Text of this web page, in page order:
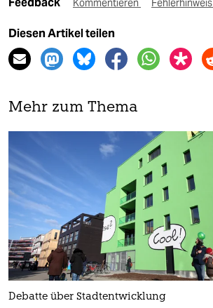
Feedback Kommentieren Fehlerhinweis
Diesen Artikel teilen
Mehr zum Thema
Debatte über Stadtentwicklung